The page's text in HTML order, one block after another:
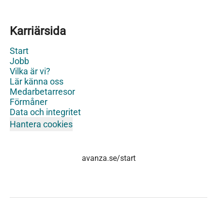
Karriärsida
Start
Jobb
Vilka är vi?
Lär känna oss
Medarbetarresor
Förmåner
Data och integritet
Hantera cookies
avanza.se/start